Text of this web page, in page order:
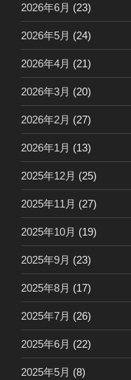
2026年6月 (23)
2026年5月 (24)
2026年4月 (21)
2026年3月 (20)
2026年2月 (27)
2026年1月 (13)
2025年12月 (25)
2025年11月 (27)
2025年10月 (19)
2025年9月 (23)
2025年8月 (17)
2025年7月 (26)
2025年6月 (22)
2025年5月 (8)